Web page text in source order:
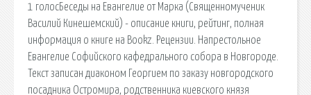
1 голосБеседы на Евангелие от Марка (Священномученик
Василий Кинешемский) - описание книги, рейтинг, полная
информация о книге на Bookz. Рецензии. Напрестольное
Евангелие Софийского кафедрального собора в Новгороде.
Текст записан диаконом Георгием по заказу новгородского
посадника Остромира, родственника киевского князя